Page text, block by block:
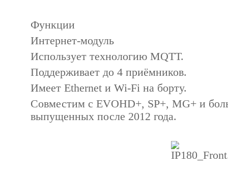
Функции
Интернет-модуль
Использует технологию MQTT.
Поддерживает до 4 приёмников.
Имеет Ethernet и Wi-Fi на борту.
Совместим с EVOHD+, SP+, MG+ и
выпущенных после 2012 года.